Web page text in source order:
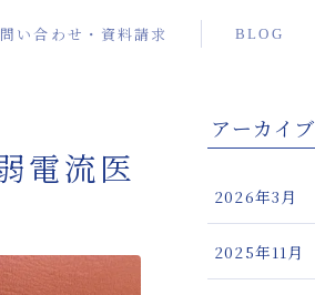
症例集
膝の痛みに対して確かな
改善方法を提供する微弱
バネ指治療の新たな可能
い合わせ・資料請求 BLOG
電流医
アーカイブ
2026年3月
2025年11月